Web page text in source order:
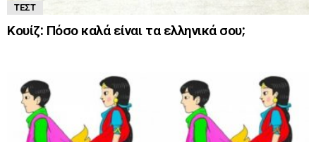
ΤΕΣΤ
Κουίζ: Πόσο καλά είναι τα ελληνικά σου;